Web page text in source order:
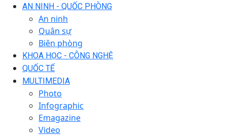
AN NINH - QUỐC PHÒNG
An ninh
Quân sự
Biên phòng
KHOA HỌC - CÔNG NGHỆ
QUỐC TẾ
MULTIMEDIA
Photo
Infographic
Emagazine
Video